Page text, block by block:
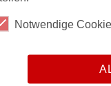
Industrie
Notwendige